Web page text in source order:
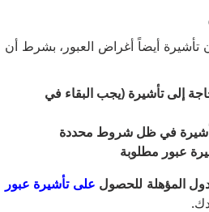
أيضاً أغراض العبور، بشرط أن
لا حاجة إلى تأشيرة (يجب البقاء في
المؤهلة للحصول على تأشيرة عبور